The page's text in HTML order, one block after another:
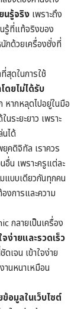
นรู้จริง เพราะถึง
นรู้ที่แท้จริงของ
กด้วยเครื่องชั่งที่
สุดในการใช้
ดยไม่ได้รับ
หากหลุดไปอยู่ในมือ
ระยะยาว เพราะ
ได้
คดิจิทัล เราควร
อื่น เพราะครูแต่ละ
บบเดียวกันทุกคน
งการและความ
กลายเป็นเครื่อง
ง่ายและรวดเร็ว
เจน เข้าใจง่าย
านหนาเหมือน
ข้อมูลในเว็บไซต์